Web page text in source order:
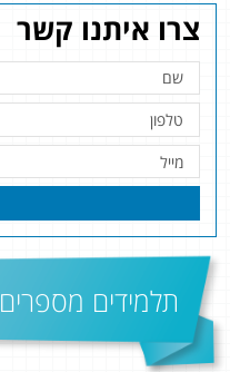
צרו איתנו קשר
תלמידים מספרים